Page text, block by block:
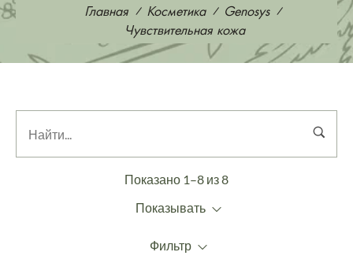
Главная Косметика
Genosys
Чувствительная кожа
Показано 1–8 из 8
Показывать
Фильтр